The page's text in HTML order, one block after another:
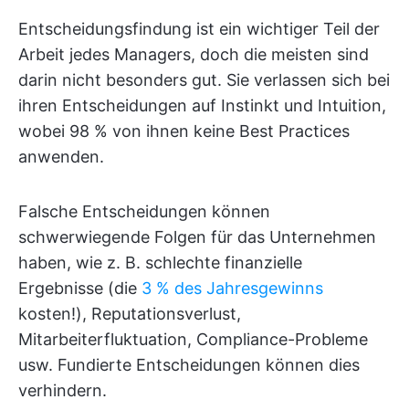
Entscheidungsfindung ist ein wichtiger Teil der
Arbeit jedes Managers, doch die meisten sind
darin nicht besonders gut. Sie verlassen sich bei
ihren Entscheidungen auf Instinkt und Intuition,
wobei 98 % von ihnen keine Best Practices
anwenden.
Falsche Entscheidungen können
schwerwiegende Folgen für das Unternehmen
haben, wie z. B. schlechte finanzielle
Ergebnisse (die 3 % des Jahresgewinns
kosten!), Reputationsverlust,
Mitarbeiterfluktuation, Compliance-Probleme
usw. Fundierte Entscheidungen können dies
verhindern.